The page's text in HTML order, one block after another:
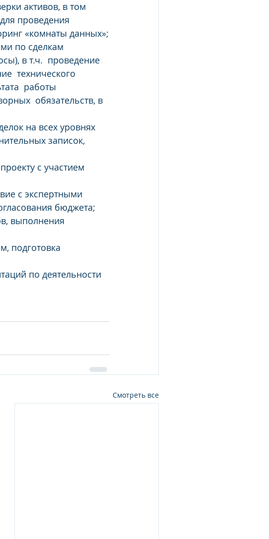
активов, в том
проведения
«комнаты данных»;
по сделкам
в т.ч.  проведение
технического
работы
обязательств, в
на всех уровнях
записок,
с участием
с экспертными
бюджета;
выполнения
подготовка
по деятельности
Смотреть все